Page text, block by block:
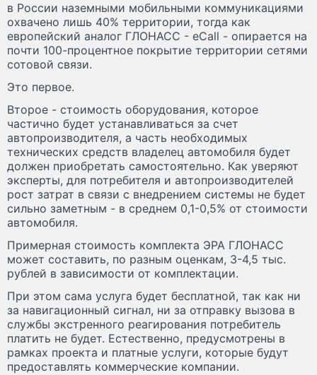
в России наземными мобильными коммуникациями
охвачено лишь 40% территории, тогда как
европейский аналог ГЛОНАСС - eCall - опирается на
почти 100-процентное покрытие территории сетями
сотовой связи.
Это первое.
Второе - стоимость оборудования, которое
частично будет устанавливаться за счет
автопроизводителя, а часть необходимых
технических средств владелец автомобиля будет
должен приобретать самостоятельно. Как уверяют
эксперты, для потребителя и автопроизводителей
рост затрат в связи с внедрением системы не будет
сильно заметным - в среднем 0,1-0,5% от стоимости
автомобиля.
Примерная стоимость комплекта ЭРА ГЛОНАСС
может составить, по разным оценкам, 3-4,5 тыс.
рублей в зависимости от комплектации.
При этом сама услуга будет бесплатной, так как ни
за навигационный сигнал, ни за отправку вызова в
службы экстренного реагирования потребитель
платить не будет. Естественно, предусмотрены в
рамках проекта и платные услуги, которые будут
предоставлять коммерческие компании.